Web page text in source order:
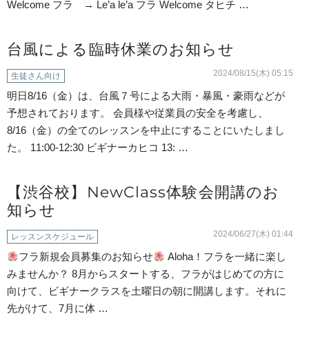
Welcome フラ → Le’a le’a フラ Welcome タヒチ …
台風による臨時休業のお知らせ
2024/08/15(木) 05:15
生徒さん向け
明日8/16（金）は、台風７号による大雨・暴風・豪雨などが
予想されております。 会員様や従業員の安全を考慮し、
8/16（金）の全てのレッスンを中止にすることにいたしまし
た。 11:00-12:30 ビギナーカヒコ 13: …
【渋谷校】NewClass体験会開講のお
知らせ
2024/06/27(木) 01:44
レッスンスケジュール
フラ新規会員募集のお知らせ
Aloha！フラを一緒に楽し
みませんか？ 8月からスタートする、フラがはじめての方に
向けて、ビギナークラスを土曜日の朝に開講します。それに
先がけて、7月に体 …
Instagram
広島校
Sandii.info